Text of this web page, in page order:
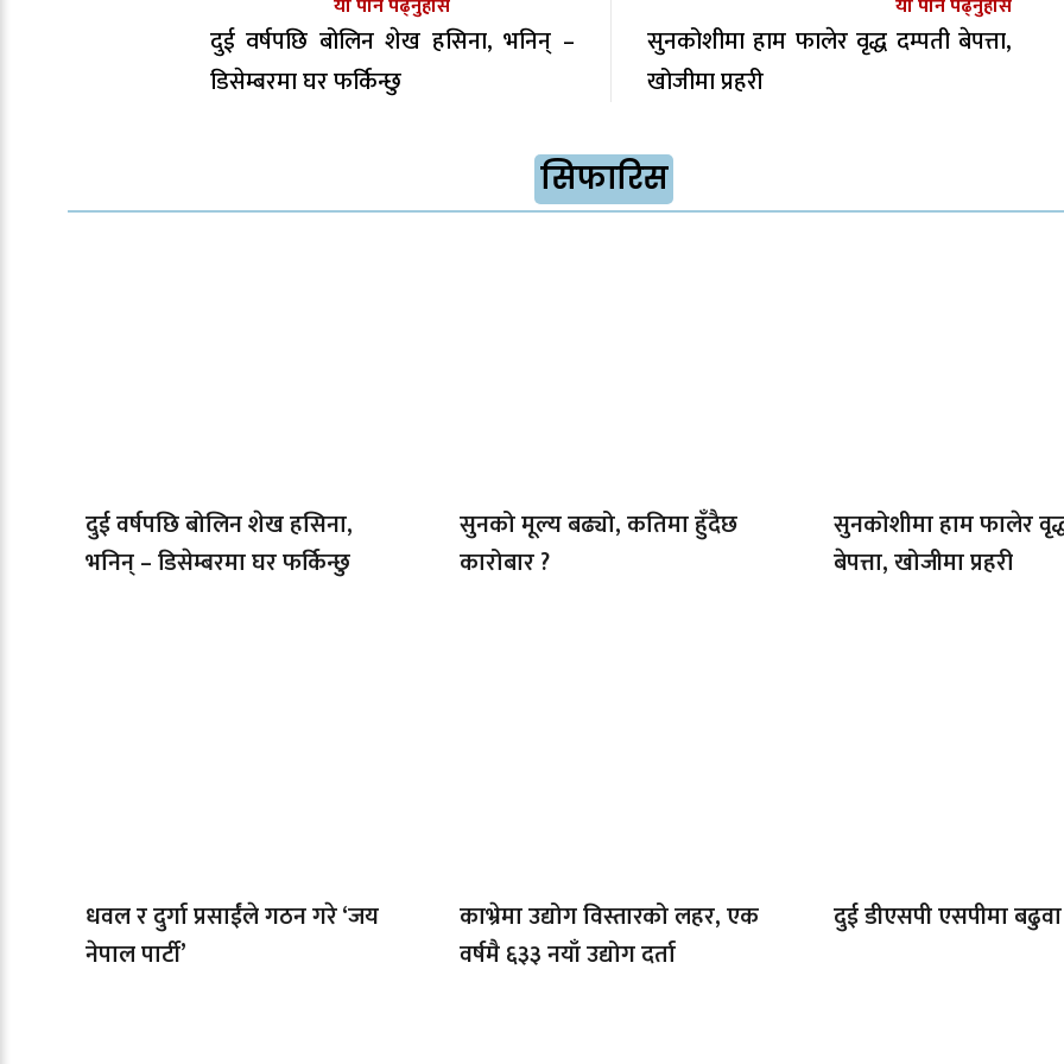
दुई वर्षपछि बोलिन शेख हसिना, भनिन् –
डिसेम्बरमा घर फर्किन्छु
सुनकोशीमा हाम फालेर वृद्ध दम्पती बेपत्ता,
खोजीमा प्रहरी
सिफारिस
दुई वर्षपछि बोलिन शेख हसिना,
भनिन् – डिसेम्बरमा घर फर्किन्छु
सुनको मूल्य बढ्यो, कतिमा हुँदैछ
कारोबार ?
सुनकोशीमा हाम फालेर
बेपत्ता, खोजीमा प्रहरी
धवल र दुर्गा प्रसाईंले गठन गरे ‘जय
नेपाल पार्टी’
काभ्रेमा उद्योग विस्तारको लहर, एक
वर्षमै ६३३ नयाँ उद्योग दर्ता
दुई डीएसपी एसपीमा बढुवा